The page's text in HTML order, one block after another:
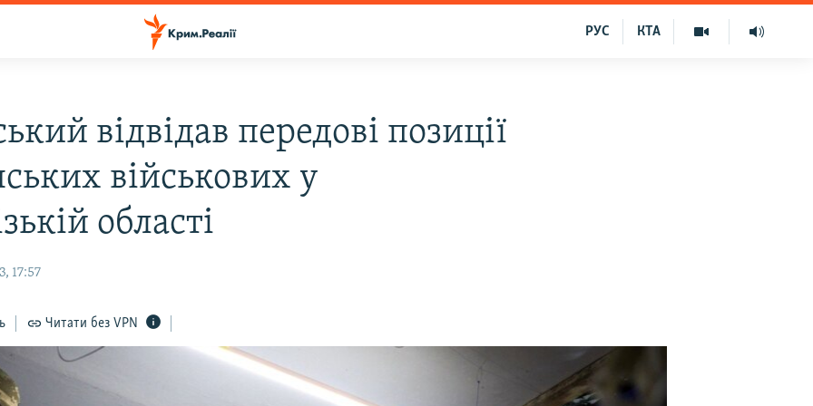
КТА
РУС
відвідав передові позиції
військових у
області
17:57
Читати без VPN